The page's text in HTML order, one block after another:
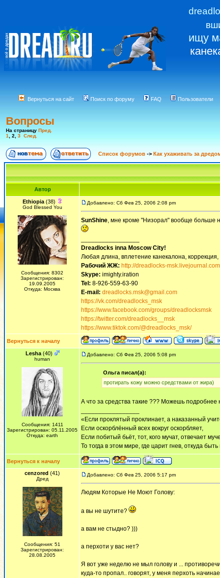
ищу
Вернуться на сайт Поиск по форуму FAQ Пользователи
Вопросы
На страницу Пред.
1
2 3 След.
Список форумов -> Как ухаживать за
Автор
Ethiopia(38)
God Blessed You
Сообщения: 8302
Зарегистрирован:
19.09.2005
Откуда: Москва
Добавлено: Сб Фев 25, 2006 2:08 pm
SunShine, мне кроме "Низорал" вообще больше
Dreadlocks inna Moscow Сity!
Любая длина, вплетение канекалона,
Рабочий ЖЖ: http://dreadlocks-
Skype: imighty.iration
Tel: 8-926-559-63-90
E-mail: dreadlocks.msk@gmail.com
https://vk.com/dreadlocks_msk
https://www.facebook.com/groups/dreadlocksmsk
https://twitter.com/dreadlocks__msk
https://www.tiktok.com/@dreadlocks_msk/
Вернуться к началу
Lesha(40)
human
Сообщения: 1411
Зарегистрирован: 05.11.2005
Откуда: earth
Добавлено: Сб Фев 25, 2006 5:08 pm
Ольга писал(а):
протирать кожу можно средствами от жира)
А что за средства такие ??? Можешь подробнее
«Если проклятый проклинает, а наказанный
Если оскорблённый всех вокруг оскорбляет,
Если побитый бьёт, тот, кого мучат, отвечает
То тогда в этом мире, где царит гнев, откуда
Вернуться к началу
cenzored (41)
Дред
Сообщения: 51
Зарегистрирован:
28.08.2005
Добавлено: Сб Фев 25, 2006 5:17 pm
Людям Которые Не Моют Голову:
а вы не шутите?
а вам не стыдно? )))
а перхоти у вас нет?
Я вот уже неделю не мыл голову и ...
куда-то пропал.. говорят, у меня перхоть